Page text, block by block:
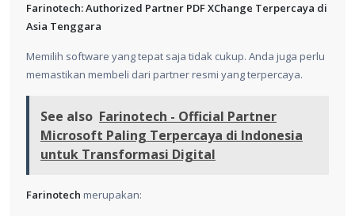
Farinotech: Authorized Partner PDF XChange Terpercaya di
Asia Tenggara
Memilih software yang tepat saja tidak cukup. Anda juga perlu
memastikan membeli dari partner resmi yang terpercaya.
See also Farinotech - Official Partner
Microsoft Paling Terpercaya di Indonesia
untuk Transformasi Digital
Farinotech merupakan: